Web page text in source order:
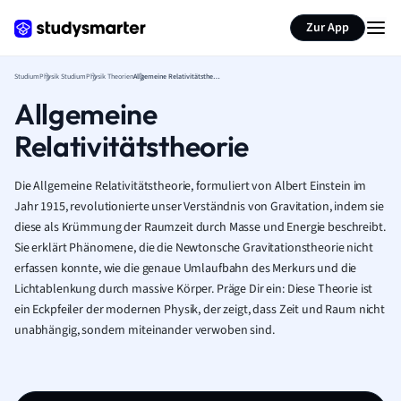
Zur App
StudiumPhysik StudiumPhysik Theorien Allgemeine Relativitätstheorie
Allgemeine
Relativitätstheorie
Die Allgemeine Relativitätstheorie, formuliert von Albert Einstein im
Jahr 1915, revolutionierte unser Verständnis von Gravitation, indem sie
diese als Krümmung der Raumzeit durch Masse und Energie beschreibt.
Sie erklärt Phänomene, die die Newtonsche Gravitationstheorie nicht
erfassen konnte, wie die genaue Umlaufbahn des Merkurs und die
Lichtablenkung durch massive Körper. Präge Dir ein: Diese Theorie ist
ein Eckpfeiler der modernen Physik, der zeigt, dass Zeit und Raum nicht
unabhängig, sondern miteinander verwoben sind.